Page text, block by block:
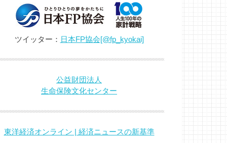
ツイッター： 日本FP協会[@fp_kyokai]
公益財団法人
生命保険文化センター
東洋経済オンライン | 経済ニュースの新基準